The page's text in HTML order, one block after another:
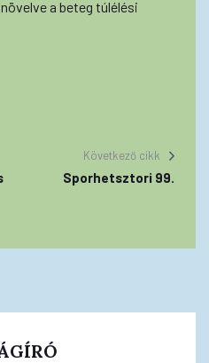
a beteg túlélési
Következő cikk
Sporhetsztori 99.